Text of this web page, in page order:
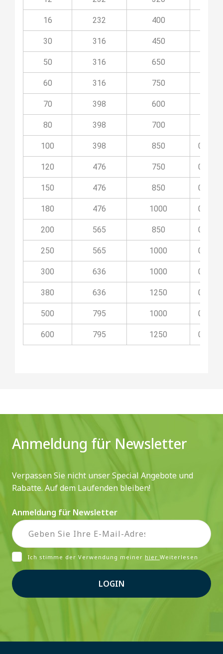
16 232 400
30 316 450
50 316 650
60 316 750
70 398 600
80 398 700
100 398 850
120 476 750
150 476 850
180 476 1000
200 565 850
250 565 1000
300 636 1000
380 636 1250
500 795 1000
600 795 1250
Anmeldung für Newsletter
Verpassen Sie nicht unser Special Angebote und
Rabatte. Auf dem Laufenden bleiben!
Anmeldung für Newsletter
Ich stimme der Verwendung meiner hier Weiterlesen
LOGIN